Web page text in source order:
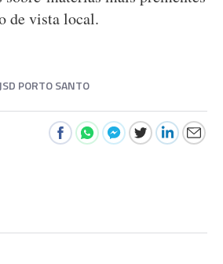
de vista local.
JSD PORTO SANTO